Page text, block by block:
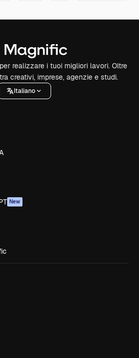
realizzare i tuoi migliori lavori. Oltre
creativi, imprese, agenzie e studi.
Italiano
New